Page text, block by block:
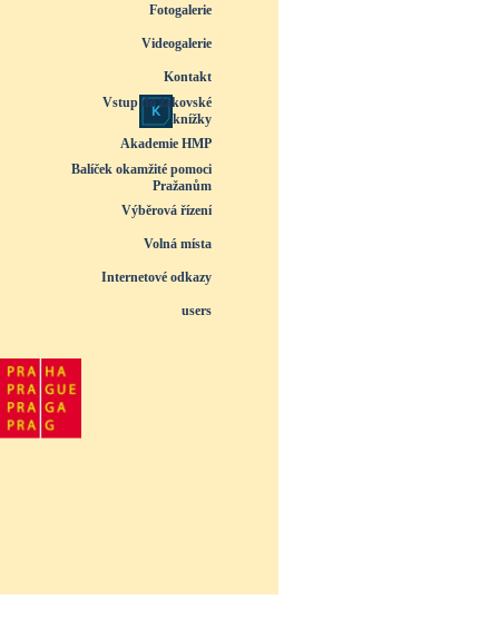
Fotogalerie
Videogalerie
Kontakt
Vstup do žákovské
knížky
Akademie HMP
Balíček okamžité pomoci
Pražanům
Výběrová řízení
Volná místa
Internetové odkazy
users